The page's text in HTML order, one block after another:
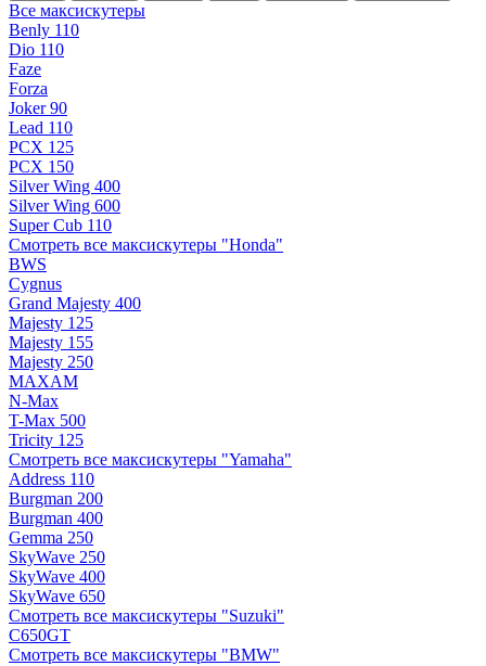
Все максискутеры
Benly 110
Dio 110
Faze
Forza
Joker 90
Lead 110
PCX 125
PCX 150
Silver Wing 400
Silver Wing 600
Super Cub 110
Смотреть все максискутеры "Honda"
BWS
Cygnus
Grand Majesty 400
Majesty 125
Majesty 155
Majesty 250
MAXAM
N-Max
T-Max 500
Tricity 125
Смотреть все максискутеры "Yamaha"
Address 110
Burgman 200
Burgman 400
Gemma 250
SkyWave 250
SkyWave 400
SkyWave 650
Смотреть все максискутеры "Suzuki"
C650GT
Смотреть все максискутеры "BMW"